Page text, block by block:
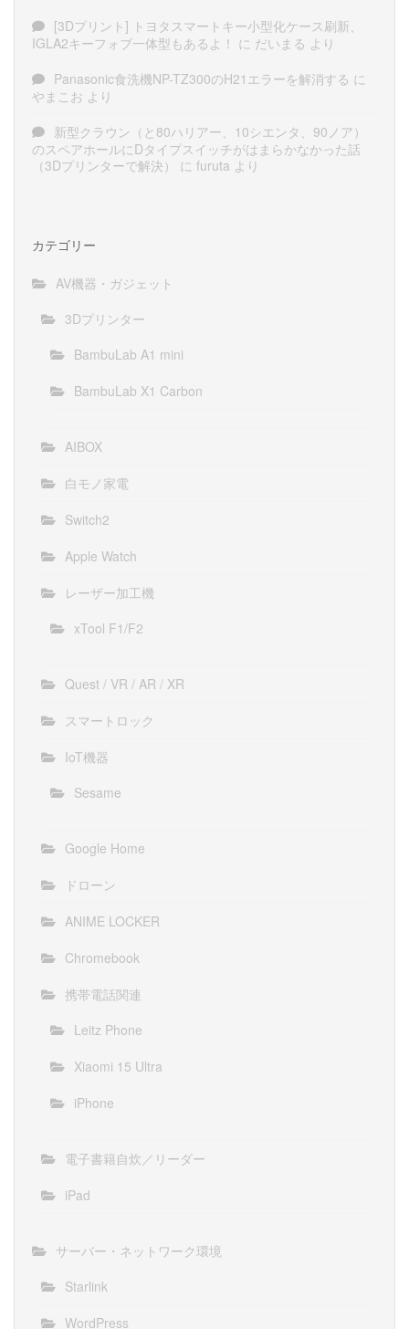
[3Dプリント] トヨタスマートキー小型化ケース刷新、
IGLA2キーフォブ一体型もあるよ！ に だいまる より
Panasonic食洗機NP-TZ300のH21エラーを解消する に
やまこお より
新型クラウン（と80ハリアー、10シエンタ、90ノア）
のスペアホールにDタイプスイッチがはまらかなかった話
（3Dプリンターで解決）
に furuta より
カテゴリー
AV機器・ガジェット
3Dプリンター
BambuLab A1 mini
BambuLab X1 Carbon
AIBOX
白モノ家電
Switch2
Apple Watch
レーザー加工機
xTool F1/F2
Quest / VR / AR / XR
スマートロック
IoT機器
Sesame
Google Home
ドローン
ANIME LOCKER
Chromebook
携帯電話関連
Leitz Phone
Xiaomi 15 Ultra
iPhone
電子書籍自炊／リーダー
iPad
サーバー・ネットワーク環境
Starlink
WordPress